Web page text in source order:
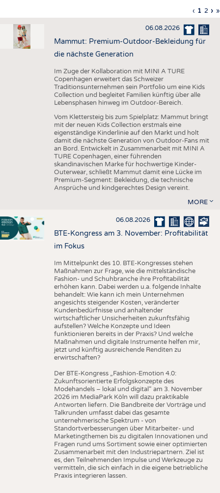
TESTS
AUSSCHREIBUNGEN
DTV AUSSCHREIBUNGSDIENST
FAKTEN
STATISTICS
ADRESSEN & LINKS
PUBLIKATIONEN
TERMINE
BRANCHENTERMINE
Seitennummerierung
Seite
‹
Seite
1 Seite
2 › »
06.08.2026
Mammut: Premium-Outdoor-Bekleidung für
die nächste Generation
Im Zuge der Kollaboration mit MINI A TURE
Copenhagen erweitert das Schweizer
Traditionsunternehmen sein Portfolio um eine Kids
Collection und begleitet Familien künftig über alle
Lebensphasen hinweg im Outdoor-Bereich.
Vom Klettersteig bis zum Spielplatz: Mammut bringt
mit der neuen Kids Collection erstmals eine
eigenständige Kinderlinie auf den Markt und holt
damit die nächste Generation von Outdoor-Fans mit
an Bord. Entwickelt in Zusammenarbeit mit MINI A
TURE Copenhagen, einer führenden
skandinavischen Marke für hochwertige Kinder-
Outerwear, schließt Mammut damit eine Lücke im
Premium-Segment: Bekleidung, die technische
Ansprüche und kindgerechtes Design vereint.
MORE
06.08.2026
BTE-Kongress am 3. November: Profitabilität
im Fokus
Im Mittelpunkt des 10. BTE-Kongresses stehen
Maßnahmen zur Frage, wie die mittelständische
Fashion- und Schuhbranche ihre Profitabilität
erhöhen kann. Dabei werden u.a. folgende Inhalte
behandelt: Wie kann ich mein Unternehmen
angesichts steigender Kosten, veränderter
Kundenbedürfnisse und anhaltender
wirtschaftlicher Unsicherheiten zukunftsfähig
aufstellen? Welche Konzepte und Ideen
funktionieren bereits in der Praxis? Und welche
Maßnahmen und digitale Instrumente helfen mir,
jetzt und künftig ausreichende Renditen zu
erwirtschaften?
Der BTE-Kongress „Fashion-Emotion 4.0:
Zukunftsorientierte Erfolgskonzepte des
Modehandels – lokal und digital“ am 3. November
2026 im MediaPark Köln will dazu praktikable
Antworten liefern. Die Bandbreite der Vorträge und
Talkrunden umfasst dabei das gesamte
unternehmerische Spektrum - von
Standortverbesserungen über Mitarbeiter- und
Marketingthemen bis zu digitalen Innovationen und
Fragen rund ums Sortiment sowie einer optimierten
Zusammenarbeit mit den Industriepartnern. Ziel ist
es, den Teilnehmenden Impulse und Werkzeuge zu
vermitteln, die sich einfach in die eigene betriebliche
Praxis integrieren lassen.